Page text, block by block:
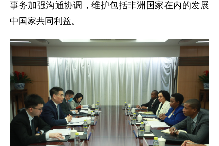
事务加强沟通协调，维护包括非洲国家在内的发展
中国家共同利益。